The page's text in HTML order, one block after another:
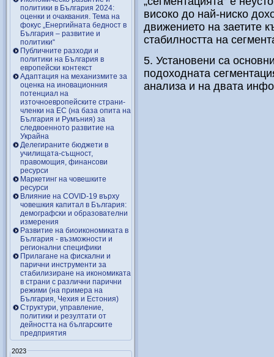
политики в България 2024:
оценки и очаквания. Тема на
фокус „Енергийната бедност в
България – развитие и
политики“
Публичните разходи и
политики на България в
европейски контекст
Адаптация на механизмите за
оценка на иновационния
потенциал на
източноевропейските страни-
членки на ЕС (на база опита на
България и Румъния) за
следвоенното развитие на
Украйна
Делегираните бюджети в
училищата-същност,
правомощия, финансови
ресурси
Маркетинг на човешките
ресурси
Влияние на COVID-19 върху
човешкия капитал в България:
демографски и образователни
измерения
Развитие на биоикономиката в
България - възможности и
регионални специфики
Прилагане на фискални и
парични инструменти за
стабилизиране на икономиката
в страни с различни парични
режими (на примера на
България, Чехия и Естония)
Структури, управление,
политики и резултати от
дейността на българските
предприятия
2023
високо до най-ниско
движението на заетите
стабилността на
5. Установени са
подоходната
анализа и на двата